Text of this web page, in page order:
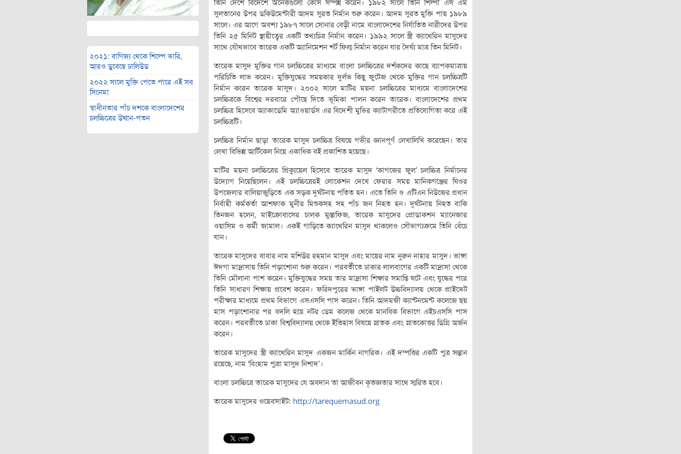
২০২১: বাণিজ্য থেকে শিল্পে ভারি,
আরও ডুবেছে ঢালিউড
২০২২ সালে মুক্তি পেতে পারে এই সব
সিনেমা
স্বাধীনতার পাঁচ দশকে বাংলাদেশের
চলচ্চিত্রের উত্থান-পতন
তিনি দেশে বিদেশে অনেকগুলো কোর্স সম্পন্ন করেন। ১৯৮২ সালে তিনি শিল্পী এস এম
সুলতানের উপর ডকিউমেন্টারী আদম সুরত নির্মান শুরু করেন। আদম সুরত মুক্তি পায় ১৯৮৯
সালে। এর আগে অবশ্য ১৯৮৭ সালে সোনার বেড়ী নামে বাংলাদেশের নির্যাতিত নারীদের উপর
তিনি ২৫ মিনিট স্থায়ীত্বের একটি তথ্যচিত্র নির্মান করেন। ১৯৯২ সালে স্ত্রী ক্যাথেরিন মাসুদের
সাথে যৌথভাবে তারেক একটি অ্যানিমেশন শর্ট ফিল্ম নির্মান করেন যার দৈর্ঘ্য মাত্র তিন মিনিট।
তারেক মাসুদ মুক্তির গান চলচ্চিত্রের মাধ্যমে বাংলা চলচ্চিত্রের দর্শকদের কাছে ব্যাপকমাত্রায়
পরিচিতি লাভ করেন। মুক্তিযুদ্ধের সময়কার দুর্লভ কিছু ফুটেজ থেকে মুক্তির গান চলচ্চিত্রটি
নির্মান করেন তারেক মাসুদ। ২০০২ সালে মাটির ময়না চলচ্চিত্রের মাধ্যমে বাংলাদেশের
চলচ্চিত্রকে বিশ্বের দরবারে পৌছে দিতে ভূমিকা পালন করেন তারেক। বাংলাদেশের প্রথম
চলচ্চিত্র হিসেবে অ্যাকাডেমি অ্যাওয়ার্ডস এর বিদেশী মুভির ক্যাটাগরীতে প্রতিযোগিতা করে এই
চলচ্চিত্রটি।
চলচ্চিত্র নির্মান ছাড়া তারেক মাসুদ চলচ্চিত্র বিষয়ে গভীর জ্ঞানপূর্ণ লেখালিখি করেছেন। তার
লেখা বিভিন্ন আর্টিকেল নিয়ে একাধিক বই প্রকাশিত হয়েছে।
মাটির ময়না চলচ্চিত্রের প্রিক্যুয়েল হিসেবে তারেক মাসুদ ‘কাগজের ফুল’ চলচ্চিত্র নির্মানের
উদ্যোগ নিয়েছিলেন। এই চলচ্চিত্রেরই লোকেশন দেখে ফেরার সময় মানিকগঞ্জের ঘিওর
উপজেলার বালিয়াজুড়িতে এক সড়ক দুর্ঘটনায় পতিত হন। এতে তিনি ও এটিএন নিউজের প্রধান
নির্বাহী কর্মকর্তা আশফাক মুনীর মিশুকসহ সহ পাঁচ জন নিহত হন। দুর্ঘটনায় নিহত বাকি
তিনজন হলেন, মাইক্রোবাসের চালক মুস্তাফিজ, তারেক মাসুদের প্রোডাকশন ম্যানেজার
ওয়াসিম ও কর্মী জামাল। একই গাড়িতে ক্যাথেরিন মাসুদ থাকলেও সৌভাগ্যক্রমে তিনি বেঁচে
যান।
তারেক মাসুদের বাবার নাম মশিউর রহমান মাসুদ এবং মায়ের নাম নুরুন নাহার মাসুদ। ভাঙ্গা
ঈদগা মাদ্রাসায় তিনি পড়াশোনা শুরু করেন। পরবর্তীতে ঢাকার লালবাগের একটি মাদ্রাসা থেকে
তিনি মৌলানা পাশ করেন। মুক্তিযুদ্ধের সময় তার মাদ্রাসা শিক্ষার সমাপ্তি ঘটে এবং যুদ্ধের পরে
তিনি সাধারণ শিক্ষায় প্রবেশ করেন। ফরিদপুরের ভাঙ্গা পাইলট উচ্চবিদ্যালয় থেকে প্রাইভেট
পরীক্ষার মাধ্যমে প্রথম বিভাগে এসএসসি পাস করেন। তিনি আদমজী ক্যান্টনমেন্ট কলেজে ছয়
মাস পড়াশোনার পর বদলি হয়ে নটর ডেম কলেজ থেকে মানবিক বিভাগে এইচএসসি পাস
করেন। পরবর্তীতে ঢাকা বিশ্ববিদ্যালয় থেকে ইতিহাস বিষয়ে স্নাতক এবং স্নাতকোত্তর ডিগ্রি অর্জন
করেন।
তারেক মাসুদের স্ত্রী ক্যাথেরিন মাসুদ একজন মার্কিন নাগরিক। এই দম্পত্তির একটি পুত্র সন্তান
রয়েছে, নাম ‘বিংহাম পুত্রা মাসুদ নিশাদ’।
বাংলা চলচ্চিত্রে তারেক মাসুদের যে অবদান তা আজীবন কৃতজ্ঞতার সাথে স্মরিত হবে।
তারেক মাসুদের ওয়েবসাইট: http://tarequemasud.org